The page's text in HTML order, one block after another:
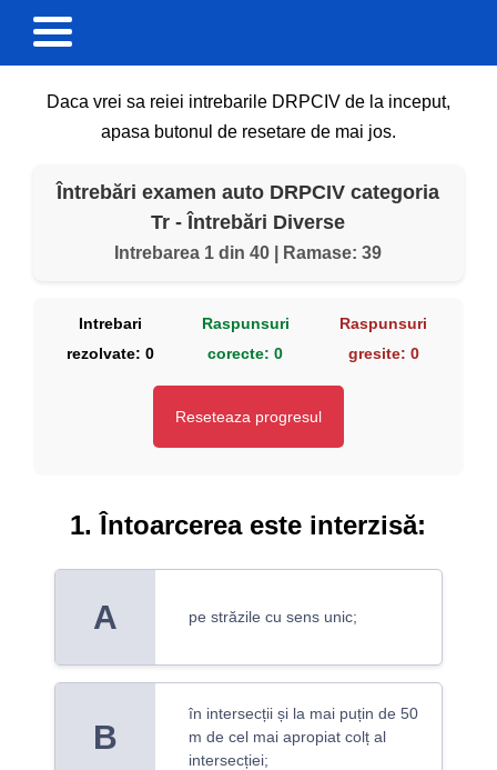
Daca vrei sa reiei intrebarile DRPCIV de la inceput,
apasa butonul de resetare de mai jos.
Întrebări examen auto DRPCIV categoria
Tr - Întrebări Diverse
Intrebarea 1 din 40 | Ramase: 39
Intrebari
rezolvate: 0
Raspunsuri
corecte:0
Raspunsuri
gresite: 0
Reseteaza progresul
1. Întoarcerea este interzisă:
A pe străzile cu sens unic;
B
în intersecții și la mai puțin de 50
m de cel mai apropiat colț al
intersecției;